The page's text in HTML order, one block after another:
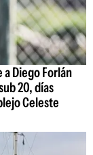
Diego Forlán
20, días
Celeste